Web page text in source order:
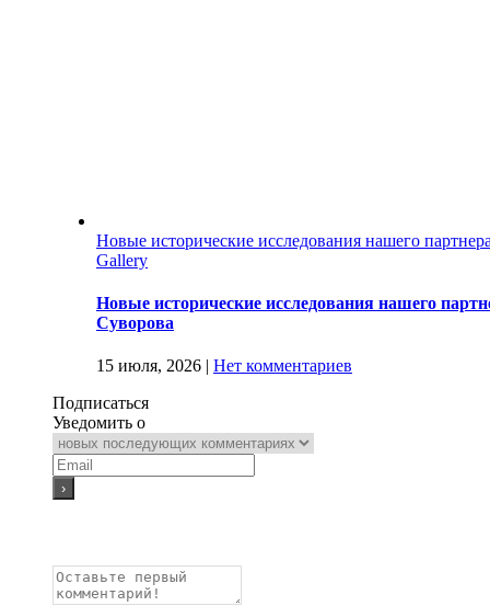
Новые исторические исследования нашего
Gallery
Новые исторические исследования нашего
Суворова
15 июля, 2026 | Нет комментариев
Подписаться
Уведомить о